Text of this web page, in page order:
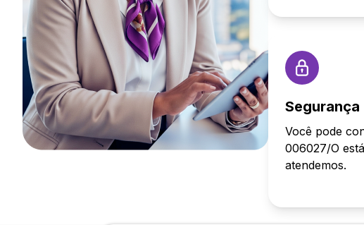
Segurança
Você pode
006027/O
atendemos.